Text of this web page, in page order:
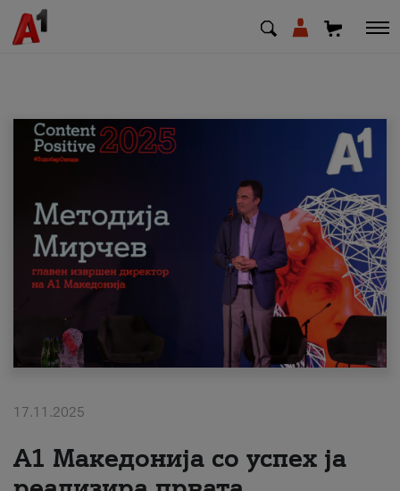
МК EN
Приватни Деловни
Поддршка
Надополни кредит
#ПодобарОнлајн
17.11.2025
А1 Македонија со успех ја